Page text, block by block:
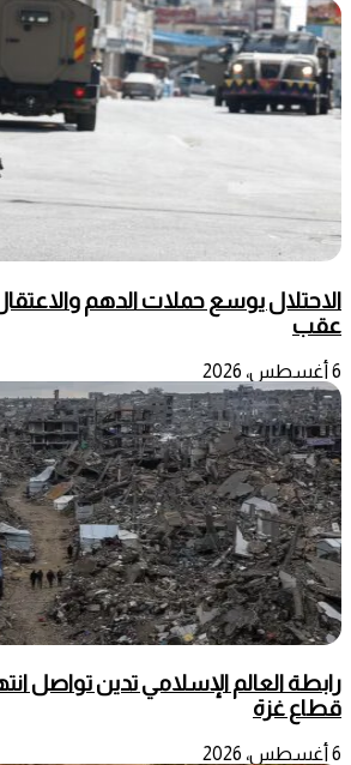
الاحتلال يوسع حملات الدهم
عقب
6 أغسطس، 2026
رابطة العالم الإسلامي تدين تواصل
قطاع غزة
6 أغسطس، 2026